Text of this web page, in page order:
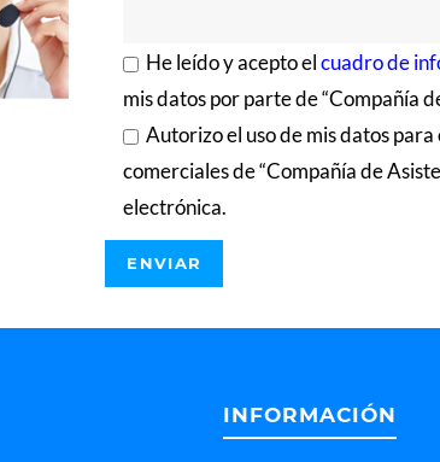
He leído y acepto elcuadro de
mis datos por parte de “Compañía
Autorizo el uso de mis datos
comerciales de “Compañía de
electrónica.
INFORMACIÓN